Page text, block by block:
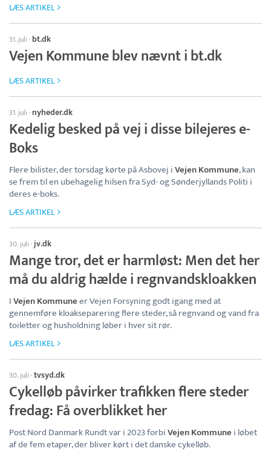
LÆS ARTIKEL
31. juli · bt.dk
Vejen Kommune blev nævnt i bt.dk
LÆS ARTIKEL
31. juli · nyheder.dk
Kedelig besked på vej i disse bilejeres e-
Boks
Flere bilister, der torsdag kørte på Asbovej iVejen Kommune, kan
se frem til en ubehagelig hilsen fra Syd- og Sønderjyllands Politi i
deres e-boks.
LÆS ARTIKEL
30. juli ·jv.dk
Mange tror, det er harmløst: Men det her
må du aldrig hælde i regnvandskloakken
IVejen Kommuneer Vejen Forsyning godt igang med at
gennemføre kloakseparering flere steder, så regnvand og vand fra
toiletter og husholdning løber i hver sit rør.
LÆS ARTIKEL
30. juli ·tvsyd.dk
Cykelløb påvirker trafikken flere steder
fredag: Få overblikket her
Post Nord Danmark Rundt var i 2023 forbiVejen Kommunei løbet
af de fem etaper, der bliver kørt i det danske cykelløb.